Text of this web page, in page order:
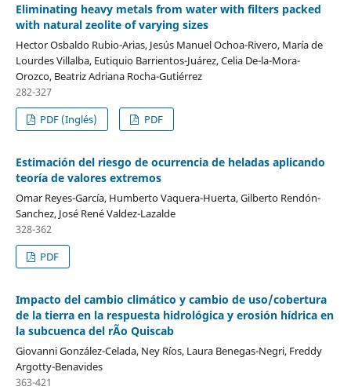
Eliminating heavy metals from water with filters packed
with natural zeolite of varying sizes
Hector Osbaldo Rubio-Arias, Jesús Manuel Ochoa-Rivero, María de
Lourdes Villalba, Eutiquio Barrientos-Juárez, Celia De-la-Mora-
Orozco, Beatriz Adriana Rocha-Gutiérrez
282-327
PDF (Inglés)
PDF
Estimación del riesgo de ocurrencia de heladas aplicando
teoría de valores extremos
Omar Reyes-García, Humberto Vaquera-Huerta, Gilberto Rendón-
Sanchez, José René Valdez-Lazalde
328-362
PDF
Impacto del cambio climático y cambio de uso/cobertura
de la tierra en la respuesta hidrológica y erosión hídrica en
la subcuenca del rÃ­o Quiscab
Giovanni González-Celada, Ney Ríos, Laura Benegas-Negri, Freddy
Argotty-Benavides
363-421